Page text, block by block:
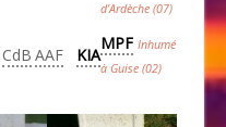
d’Ardèche (07)
CdB AAF KIA
MPF Inhumé
à Guise (02)